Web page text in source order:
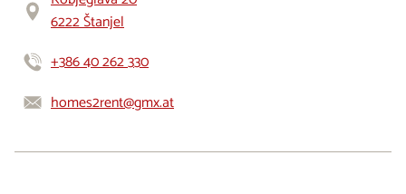
6222 Štanjel
+386 40 262 330
homes2rent@gmx.at